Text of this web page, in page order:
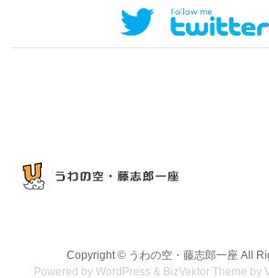
Copyright © うわの空・藤志郎一座All
Powered byWordPress & BizVektor Theme by